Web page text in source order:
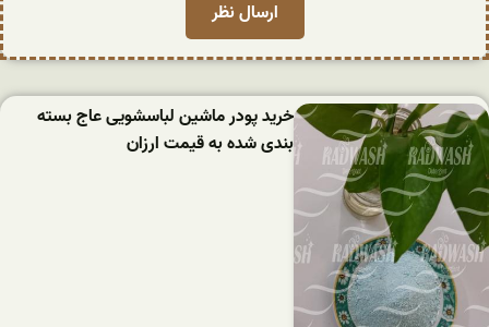
خرید پودر ماشین لباسشویی عاج بسته
بندی شده به قیمت ارزان